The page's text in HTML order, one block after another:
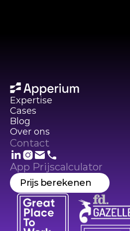
Expertise
Cases
Blog
Over ons
Contact
App Prijscalculator
Prijs berekenen